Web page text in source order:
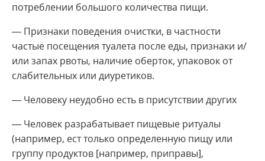
потреблении большого количества пищи.
— Признаки поведения очистки, в частности
частые посещения туалета после еды, признаки и/
или запах рвоты, наличие оберток, упаковок от
слабительных или диуретиков.
— Человеку неудобно есть в присутствии других
— Человек разрабатывает пищевые ритуалы
(например, ест только определенную пищу или
группу продуктов [например, приправы],